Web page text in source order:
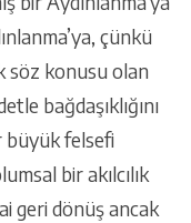
çünkü
söz konusu olan
bağdaşıklığını
büyük felsefi
bir akılcılık
geri dönüş ancak